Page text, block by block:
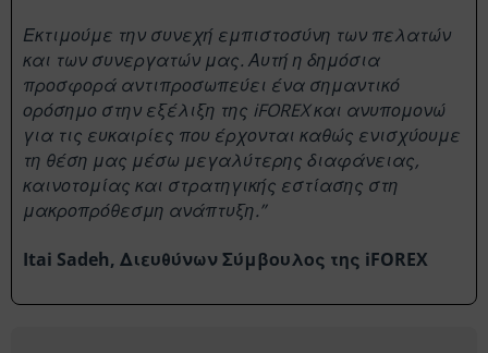
Εκτιμούμε την συνεχή εμπιστοσύνη των πελατών
και των συνεργατών μας. Αυτή η δημόσια
προσφορά αντιπροσωπεύει ένα σημαντικό
ορόσημο στην εξέλιξη της iFOREX και ανυπομονώ
για τις ευκαιρίες που έρχονται καθώς ενισχύουμε
τη θέση μας μέσω μεγαλύτερης διαφάνειας,
καινοτομίας και στρατηγικής εστίασης στη
μακροπρόθεσμη ανάπτυξη.”
Itai Sadeh, Διευθύνων Σύμβουλος της iFOREX